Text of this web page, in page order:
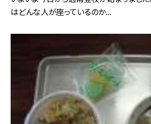
はどんな人が座っているのか...